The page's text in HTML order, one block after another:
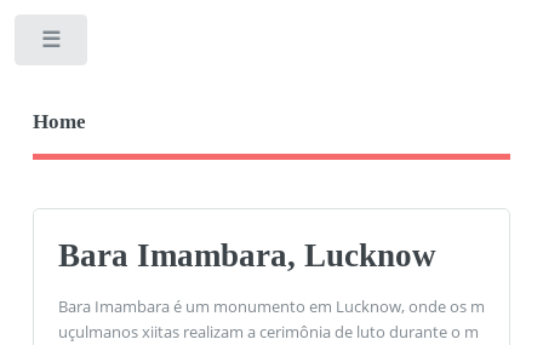
Home
Bara Imambara, Lucknow
Bara Imambara é um monumento em Lucknow, onde os m
uçulmanos xiitas realizam a cerimônia de luto durante o m